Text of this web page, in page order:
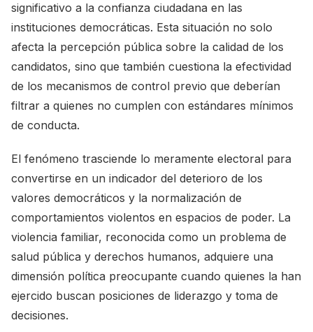
significativo a la confianza ciudadana en las
instituciones democráticas. Esta situación no solo
afecta la percepción pública sobre la calidad de los
candidatos, sino que también cuestiona la efectividad
de los mecanismos de control previo que deberían
filtrar a quienes no cumplen con estándares mínimos
de conducta.
El fenómeno trasciende lo meramente electoral para
convertirse en un indicador del deterioro de los
valores democráticos y la normalización de
comportamientos violentos en espacios de poder. La
violencia familiar, reconocida como un problema de
salud pública y derechos humanos, adquiere una
dimensión política preocupante cuando quienes la han
ejercido buscan posiciones de liderazgo y toma de
decisiones.